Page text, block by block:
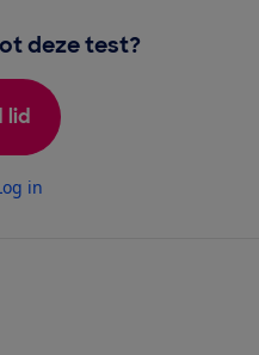
deze test?
lid
in